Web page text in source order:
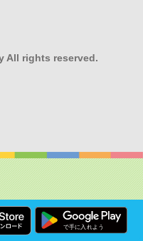
All rights reserved.